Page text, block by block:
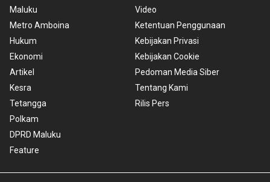
Maluku
Metro Amboina
Hukum
Ekonomi
Artikel
Kesra
Tetangga
Polkam
DPRD Maluku
Feature
Video
Ketentuan Penggunaan
Kebijakan Privasi
Kebijakan Cookie
Pedoman Media Siber
Tentang Kami
Rilis Pers